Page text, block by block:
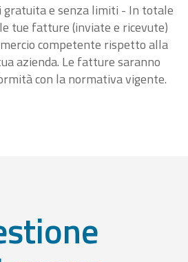
gratuita e senza limiti - In totale
tue fatture (inviate e ricevute)
competente rispetto alla
azienda. Le fatture saranno
con la normativa vigente.